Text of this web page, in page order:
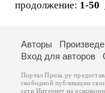
продолжение: 1-50
Авторы
Вход для авторов
Портал Проза.ру
свободной публикации
сети Интернет на